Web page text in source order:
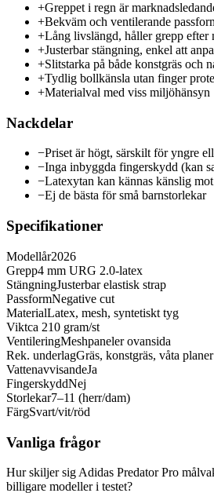
+Greppet i regn är
+Bekväm och ventilerande
+Lång livslängd, håller grepp efter
+Justerbar stängning, enkel att
+Slitstarka på både konstgräs och
+Tydlig bollkänsla utan finger
+Materialval med viss miljöhänsyn
Nackdelar
−Priset är högt, särskilt för yngre
−Inga inbyggda fingerskydd (kan
−Latexytan kan kännas känslig
−Ej de bästa för små barnstorlekar
Specifikationer
Modellår2026
Grepp4 mm URG 2.0-latex
StängningJusterbar elastisk strap
PassformNegative cut
MaterialLatex, mesh, syntetiskt tyg
Viktca 210 gram/st
VentileringMeshpaneler ovansida
Rek. underlagGräs, konstgräs, våta planer
VattenavvisandeJa
FingerskyddNej
Storlekar7–11 (herr/dam)
FärgSvart/vit/röd
Vanliga frågor
Hur skiljer sig Adidas Predator Pro
billigare modeller i testet?